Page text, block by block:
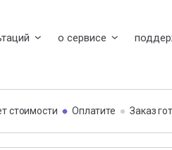
о сервисе
стоимости Оплатите Заказ